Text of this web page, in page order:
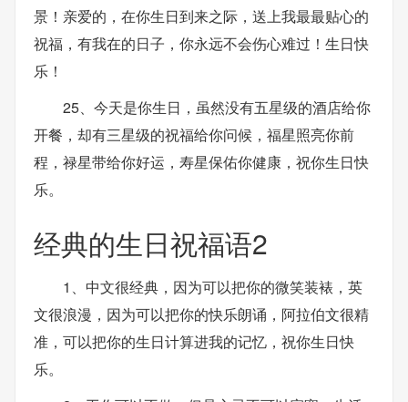
景！亲爱的，在你生日到来之际，送上我最最贴心的
祝福，有我在的日子，你永远不会伤心难过！生日快
乐！
25、今天是你生日，虽然没有五星级的酒店给你
开餐，却有三星级的祝福给你问候，福星照亮你前
程，禄星带给你好运，寿星保佑你健康，祝你生日快
乐。
经典的生日祝福语2
1、中文很经典，因为可以把你的微笑装裱，英
文很浪漫，因为可以把你的快乐朗诵，阿拉伯文很精
准，可以把你的生日计算进我的记忆，祝你生日快
乐。